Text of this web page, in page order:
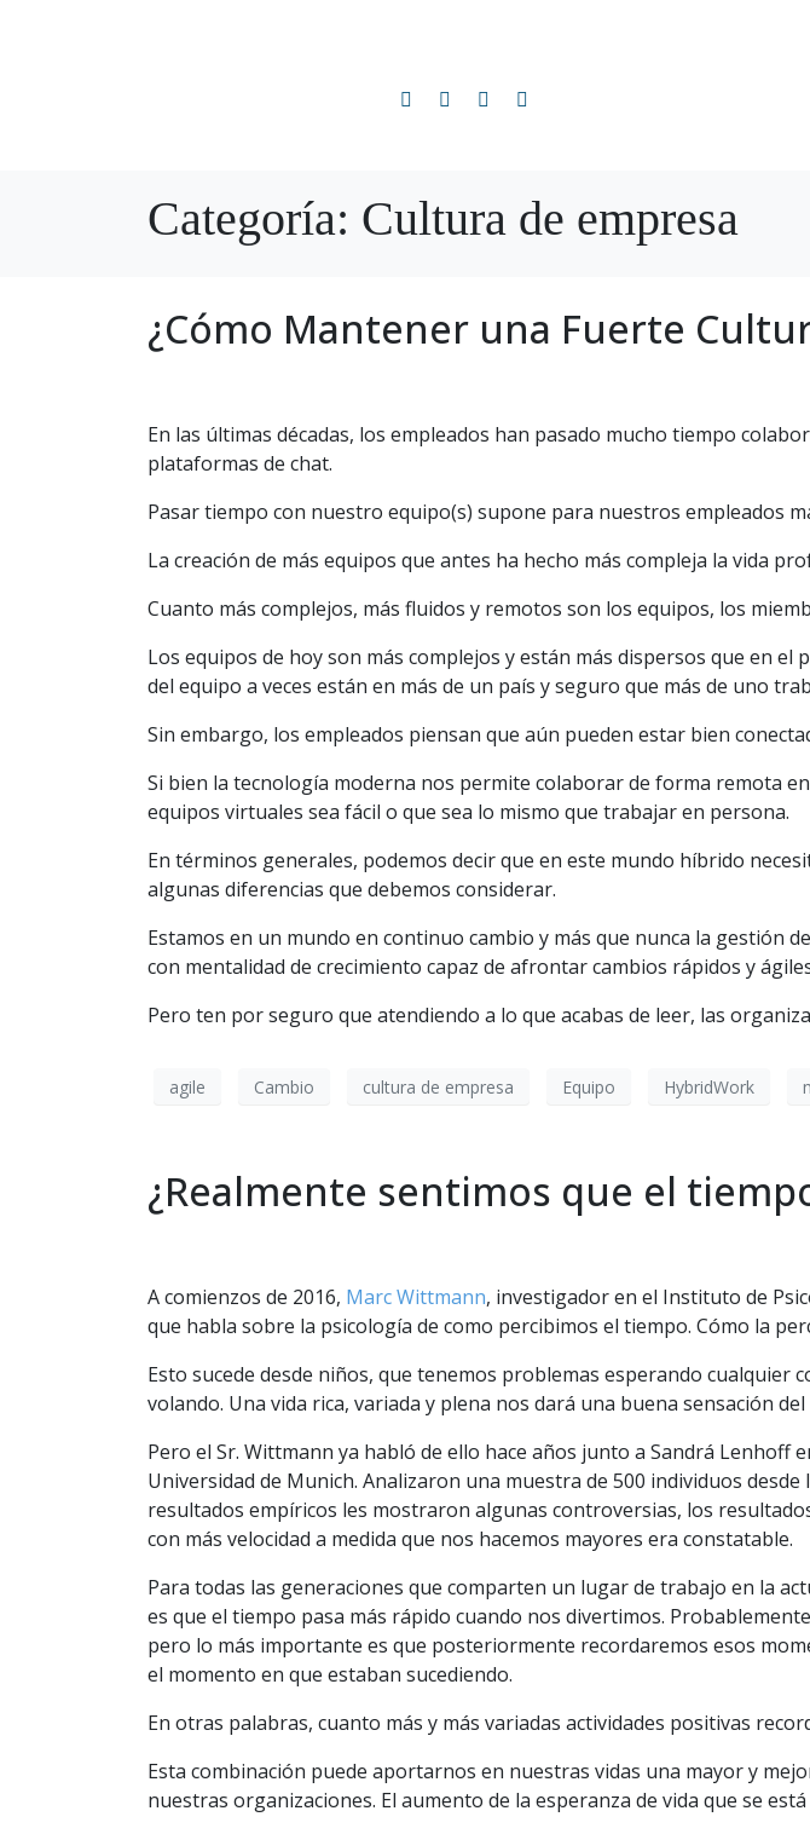
Categoría: Cultura de empresa
¿Cómo Mantener una Fuerte
En las últimas décadas, los empleados han pasado mucho tiempo
plataformas de chat.
Pasar tiempo con nuestro equipo(s) supone para nuestros empleados
La creación de más equipos que antes ha hecho más compleja la vida
Cuanto más complejos, más fluidos y remotos son los equipos, los
Los equipos de hoy son más complejos y están más dispersos que en
del equipo a veces están en más de un país y seguro que más de uno
Sin embargo, los empleados piensan que aún pueden estar bien
Si bien la tecnología moderna nos permite colaborar de forma remota
equipos virtuales sea fácil o que sea lo mismo que trabajar en persona.
En términos generales, podemos decir que en este mundo híbrido
algunas diferencias que debemos considerar.
Estamos en un mundo en continuo cambio y más que nunca la gestión
con mentalidad de crecimiento capaz de afrontar cambios rápidos y
Pero ten por seguro que atendiendo a lo que acabas de leer, las
agile Cambio cultura de empresa Equipo HybridWork
¿Realmente sentimos que el
A comienzos de 2016, Marc Wittmann, investigador en el Instituto de
que habla sobre la psicología de como percibimos el tiempo. Cómo la
Esto sucede desde niños, que tenemos problemas esperando cualquier
volando. Una vida rica, variada y plena nos dará una buena sensación
Pero el Sr. Wittmann ya habló de ello hace años junto a Sandrá
Universidad de Munich. Analizaron una muestra de 500 individuos
resultados empíricos les mostraron algunas controversias, los
con más velocidad a medida que nos hacemos mayores era constatable.
Para todas las generaciones que comparten un lugar de trabajo en la
es que el tiempo pasa más rápido cuando nos divertimos.
pero lo más importante es que posteriormente recordaremos esos
el momento en que estaban sucediendo.
En otras palabras, cuanto más y más variadas actividades positivas
Esta combinación puede aportarnos en nuestras vidas una mayor y
nuestras organizaciones. El aumento de la esperanza de vida que se